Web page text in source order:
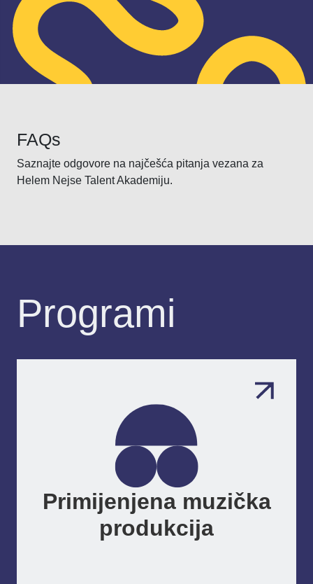
FAQs
Saznajte odgovore na najčešća pitanja vezana za
Helem Nejse Talent Akademiju.
Programi
Primijenjena muzička
produkcija